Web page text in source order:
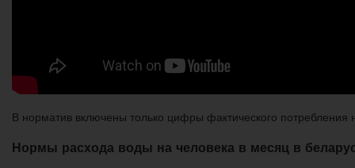
В норматив включены только цифры фактического потребления
Нормы расхода воды на человека в месяц в